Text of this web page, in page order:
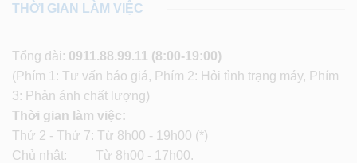
THỜI GIAN LÀM VIỆC
Tổng đài: 0911.88.99.11 (8:00-19:00)
(Phím 1: Tư vấn báo giá, Phím 2: Hỏi tình trạng máy, Phím
3: Phản ánh chất lượng)
Thời gian làm việc:
Thứ 2 - Thứ 7: Từ 8h00 - 19h00 (*)
Chủ nhật: Từ 8h00 - 17h00.